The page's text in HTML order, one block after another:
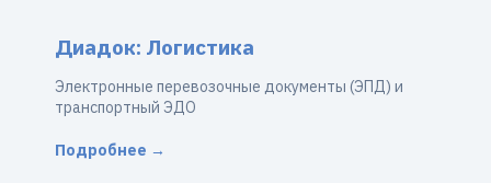
Диадок: Логистика
Электронные перевозочные документы (ЭПД) и
транспортный ЭДО
Подробнее →